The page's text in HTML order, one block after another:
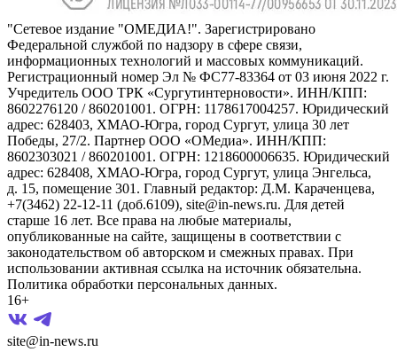
"Сетевое издание "ОМЕДИА!". Зарегистрировано
Федеральной службой по надзору в сфере связи,
информационных технологий и массовых коммуникаций.
Регистрационный номер Эл № ФС77-83364 от 03 июня 2022 г.
Учредитель ООО ТРК «Сургутинтерновости». ИНН/КПП:
8602276120 / 860201001. ОГРН: 1178617004257. Юридический
адрес: 628403, ХМАО-Югра, город Сургут, улица 30 лет
Победы, 27/2. Партнер ООО «ОМедиа». ИНН/КПП:
8602303021 / 860201001. ОГРН: 1218600006635. Юридический
адрес: 628408, ХМАО-Югра, город Сургут, улица Энгельса,
д. 15, помещение 301. Главный редактор: Д.М. Караченцева,
+7(3462) 22-12-11 (доб.6109), site@in-news.ru. Для детей
старше 16 лет. Все права на любые материалы,
опубликованные на сайте, защищены в соответствии с
законодательством об авторском и смежных правах. При
использовании активная ссылка на источник обязательна.
Политика обработки персональных данных.
16+
site@in-news.ru